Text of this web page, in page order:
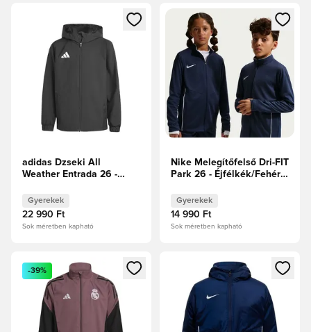
Megnyit egy modált a bejelentkezéshez vagy a tagként
adidas Dzseki All
Weather Entrada 26 -
Gyerekek
22 990 Ft
Sok méretben kapható
Megnyit egy modált a
Nike Melegítőfelső Dri-FIT
Park 26 - Éjfélkék/Fehér
Gyerekek
14 990 Ft
Sok méretben kapható
Megnyit egy modált a bejelentkezéshez vagy a tagként
-39%
Megnyit egy modált a